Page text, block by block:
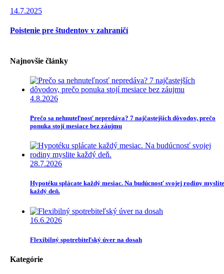
14.7.2025
Poistenie pre študentov v zahraničí
Najnovšie články
4.8.2026
Prečo sa nehnuteľnosť nepredáva? 7 najčastejších dôvodov, prečo
ponuka stojí mesiace bez záujmu
28.7.2026
Hypotéku splácate každý mesiac. Na budúcnosť svojej rodiny myslite
každý deň.
16.6.2026
Flexibilný spotrebiteľský úver na dosah
Kategórie